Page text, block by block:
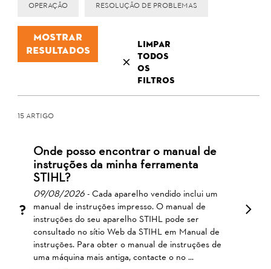
Operação Resolução de Problemas
Mostrar
resultados
Limpar
todos
os
filtros
15 Artigo
Onde posso encontrar o manual de
instruções da minha ferramenta
STIHL?
09/08/2026- Cada aparelho vendido inclui um
manual de instruções impresso. O manual de
instruções do seu aparelho STIHL pode ser
consultado no sítio Web da STIHL em Manual de
instruções. Para obter o manual de instruções de
uma máquina mais antiga, contacte o no ...